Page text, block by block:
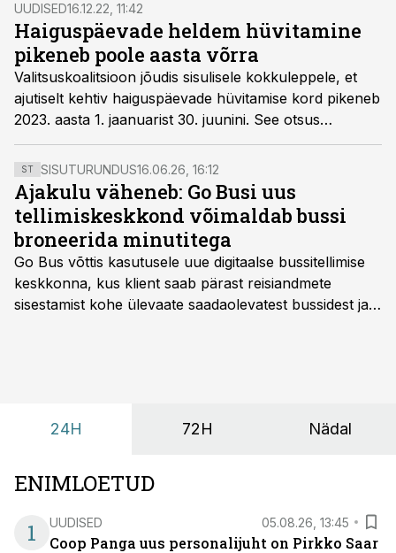
UUDISED16.12.22, 11:42
Haiguspäevade heldem hüvitamine
pikeneb poole aasta võrra
Valitsuskoalitsioon jõudis sisulisele kokkuleppele, et
ajutiselt kehtiv haiguspäevade hüvitamise kord pikeneb
2023. aasta 1. jaanuarist 30. juunini. See otsus
tähendab, et haigestumise korral makstakse töötajatele
uue aasta esimesel kuuel kuul jätkuvalt hüvitist alates
teisest päevast.
ST SISUTURUNDUS16.06.26, 16:12
Ajakulu väheneb: Go Busi uus
tellimiskeskkond võimaldab bussi
broneerida minutitega
Go Bus võttis kasutusele uue digitaalse bussitellimise
keskkonna, kus klient saab pärast reisiandmete
sisestamist kohe ülevaate saadaolevatest bussidest ja
24H 72H Nädal
ENIMLOETUD
1
UUDISED 05.08.26, 13:45
Coop Panga uus personalijuht on Pirkko Saar